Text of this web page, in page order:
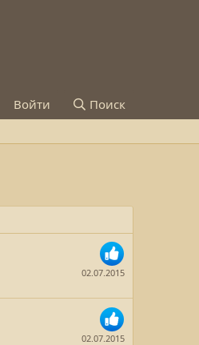
Войти Поиск
02.07.2015
02.07.2015